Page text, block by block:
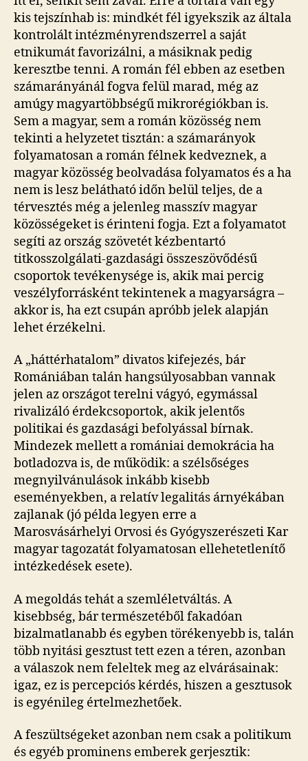
kis tejszínhab is: mindkét fél igyekszik az általa
kontrolált intézményrendszerrel a saját
etnikumát favorizálni, a másiknak pedig
keresztbe tenni. A román fél ebben az esetben
számarányánál fogva felül marad, még az
amúgy magyartöbbségű mikrorégiókban is.
Sem a magyar, sem a román közösség nem
tekinti a helyzetet tisztán: a számarányok
folyamatosan a román félnek kedveznek, a
magyar közösség beolvadása folyamatos és a ha
nem is lesz belátható időn belül teljes, de a
térvesztés még a jelenleg masszív magyar
közösségeket is érinteni fogja. Ezt a folyamatot
segíti az ország szövetét kézbentartó
titkosszolgálati-gazdasági összeszövődésű
csoportok tevékenysége is, akik mai percig
veszélyforrásként tekintenek a magyarságra –
akkor is, ha ezt csupán apróbb jelek alapján
lehet érzékelni.
A „háttérhatalom” divatos kifejezés, bár
Romániában talán hangsúlyosabban vannak
jelen az országot terelni vágyó, egymással
rivalizáló érdekcsoportok, akik jelentős
politikai és gazdasági befolyással bírnak.
Mindezek mellett a romániai demokrácia ha
botladozva is, de működik: a szélsőséges
megnyilvánulások inkább kisebb
eseményekben, a relatív legalitás árnyékában
zajlanak (jó példa legyen erre a
Marosvásárhelyi Orvosi és Gyógyszerészeti Kar
magyar tagozatát folyamatosan ellehetetlenítő
intézkedések esete).
A megoldás tehát a szemléletváltás. A
kisebbség, bár természetéből fakadóan
bizalmatlanabb és egyben törékenyebb is, talán
több nyitási gesztust tett ezen a téren, azonban
a válaszok nem feleltek meg az elvárásainak:
igaz, ez is percepciós kérdés, hiszen a gesztusok
is egyénileg értelmezhetőek.
A feszültségeket azonban nem csak a politikum
és egyéb prominens emberek gerjesztik: